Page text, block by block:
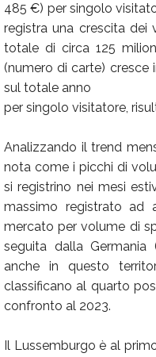
485 €) per singolo
registra una crescita dei
totale di circa 125
(numero di carte) cresce
sul totale anno
per singolo visitatore,
Analizzando il trend
nota come i picchi di
si registrino nei mesi
massimo registrato ad
mercato per volume di
seguita dalla Germania
anche in questo
classificano al quarto
confronto al 2023.
Il Lussemburgo è al